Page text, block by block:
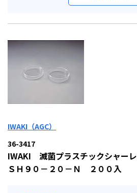
IWAKI（AGC）
36-3417
IWAKI 滅菌プラスチックシャーレ
ＳＨ９０－２０－Ｎ ２００入